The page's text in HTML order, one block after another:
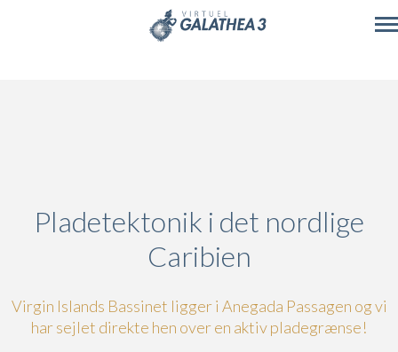
Pladetektonik i det nordlige
Caribien
Virgin Islands Bassinet ligger i Anegada Passagen og vi
har sejlet direkte hen over en aktiv pladegrænse!